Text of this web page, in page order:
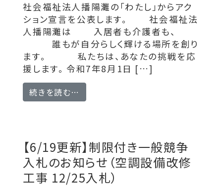
社会福祉法人播陽灘の「わたし」からアク
ション宣言を公表します。 社会福祉法
人播陽灘は 入居者も介護者も、
誰もが自分らしく輝ける場所を創り
ます。 私たちは、あなたの挑戦を応
援します。 令和7年8月1日 […]
続きを読む…
【6/19更新】制限付き一般競争
入札のお知らせ（空調設備改修
工事 12/25入札）